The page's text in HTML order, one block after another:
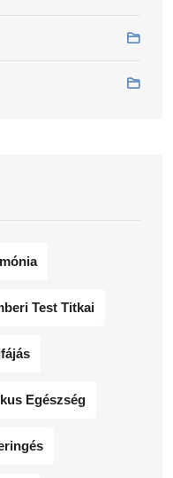
Test Titkai
Egészség